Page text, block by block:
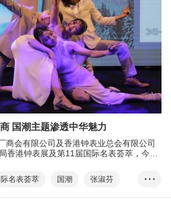
国潮主题渗透中华魅力
商会有限公司及香港钟表业总会有限公司
香港钟表展及第11届国际名表荟萃，今年
际名表荟萃 国潮
张淑芬
商对易
• • •